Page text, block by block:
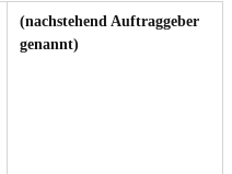
(nachstehend Auftraggeber
genannt)